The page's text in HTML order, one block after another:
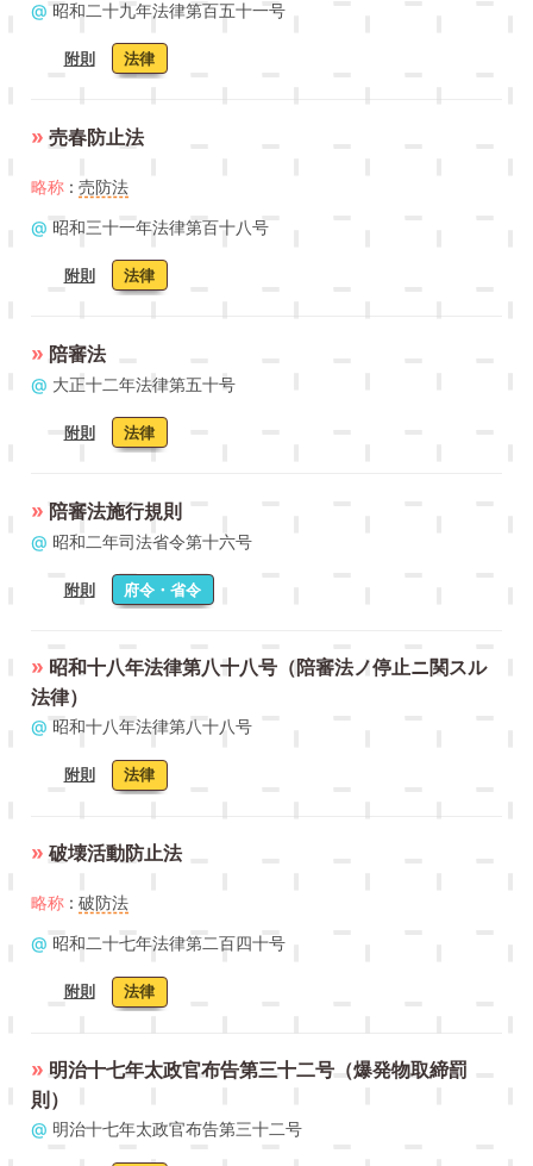
@ 昭和二十九年法律第百五十一号
附則 法律
»売春防止法
略称 :売防法
@ 昭和三十一年法律第百十八号
附則 法律
»陪審法
@ 大正十二年法律第五十号
附則 法律
»陪審法施行規則
@ 昭和二年司法省令第十六号
附則 府令・省令
» 昭和十八年法律第八十八号（陪審法ノ停止ニ関スル
法律）
@ 昭和十八年法律第八十八号
附則 法律
»破壊活動防止法
略称 :破防法
@ 昭和二十七年法律第二百四十号
附則 法律
» 明治十七年太政官布告第三十二号（爆発物取締罰
則）
@ 明治十七年太政官布告第三十二号